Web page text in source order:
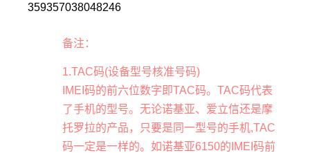
359357038048246
备注：
1.TAC码(设备型号核准号码)
IMEI码的前六位数字即TAC码。TAC码代表
了手机的型号。无论诺基亚、爱立信还是摩
托罗拉的产品，只要是同一型号的手机,TAC
码一定是一样的。如诺基亚6150的IMEI码前